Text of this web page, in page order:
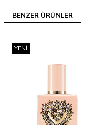
BENZER ÜRÜNLER
YENI